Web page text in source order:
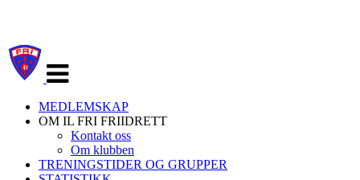
navigasjon
MEDLEMSKAP
OM IL FRI FRIIDRETT
Kontakt oss
Om klubben
TRENINGSTIDER OG GRUPPER